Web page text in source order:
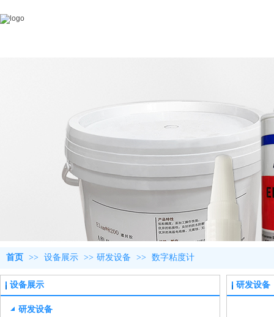
首页 >> 设备展示 >> 研发设备 >> 数字粘度计
设备展示
研发设备
研发设备